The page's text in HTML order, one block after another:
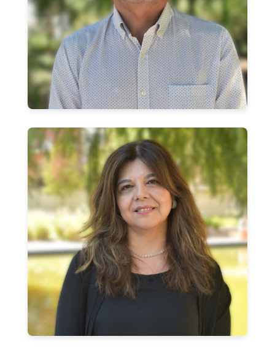
CIESCOOP
Elizabeth Pérez Monsalve
CIESCOOP